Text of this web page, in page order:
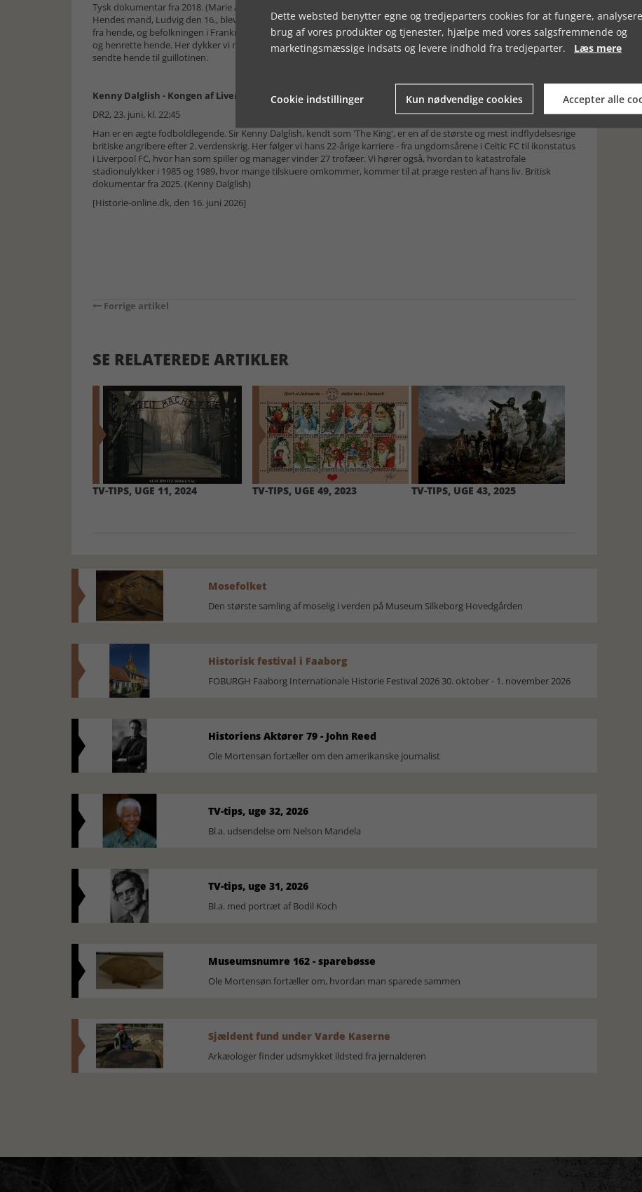
Tysk dokumentar fra 2018. (Marie Antoinette - Trial of a Queen) Hun er Frankrigs sidste dronning. Marie Antoinette.
Hendes mand, Ludvig den 16., blev henrettet offentligt ved guillotinering på Revolutionspladsen, hendes børn taget
fra hende, og befolkningen i Frankrig ville have hendes hoved. Det tog kun tre dage og to nætter at anklage, dømme
og henrette hende. Her dykker vi ned i de sidste 76 dage af Marie Antoinettes liv og den iscenesatte retssag, der
sendte hende til guillotinen.
Kenny Dalglish - Kongen af Liverpool
DR2, 23. juni, kl. 22:45
Han er en ægte fodboldlegende. Sir Kenny Dalglish, kendt som 'The King', er en af de største og mest indflydelsesrige
britiske angribere efter 2. verdenskrig. Her følger vi hans 22-årige karriere - fra ungdomsårene i Celtic FC til ikonstatus
i Liverpool FC, hvor han som spiller og manager vinder 27 trofæer. Vi hører også, hvordan to katastrofale
stadionulykker i 1985 og 1989, hvor mange tilskuere omkommer, kommer til at præge resten af hans liv. Britisk
dokumentar fra 2025. (Kenny Dalglish)
[Historie-online.dk, den 16. juni 2026]
Forrige artikel
SE RELATEREDE ARTIKLER
TV-TIPS, UGE 11, 2024 TV-TIPS, UGE 49, 2023 TV-TIPS, UGE 43, 2025
Mosefolket
Den største samling af moselig i verden på Museum Silkeborg Hovedgården
Historisk festival i Faaborg
FOBURGH Faaborg Internationale Historie Festival 2026 30. oktober - 1. november 2026
Historiens Aktører 79 - John Reed
Ole Mortensøn fortæller om den amerikanske journalist
TV-tips, uge 32, 2026
Bl.a. udsendelse om Nelson Mandela
TV-tips, uge 31, 2026
Bl.a. med portræt af Bodil Koch
Museumsnumre 162 - sparebøsse
Ole Mortensøn fortæller om, hvordan man sparede sammen
Sjældent fund under Varde Kaserne
Arkæologer finder udsmykket ildsted fra jernalderen
Dette websted benytter egne og tredjeparters cookies for at fungere,
brug af vores produkter og tjenester, hjælpe med vores salgsfremmende og
marketingsmæssige indsats og levere indhold fra tredjeparter. Læs mere
Cookie indstillinger Kun nødvendige cookies Accepter alle